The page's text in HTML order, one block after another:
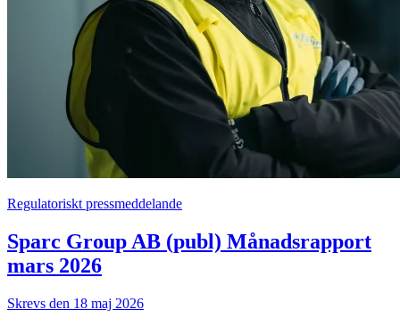
Regulatoriskt pressmeddelande
Sparc Group AB (publ) Månadsrapport
mars 2026
Skrevs den 18 maj 2026